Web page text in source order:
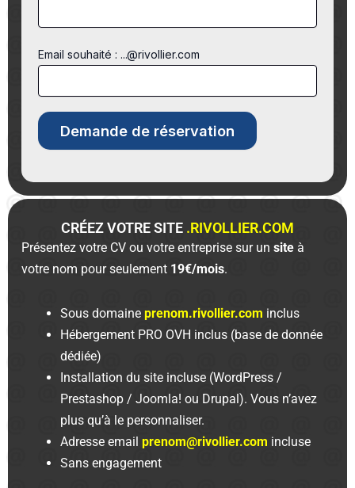
Email souhaité : ...@rivollier.com
CRÉEZ VOTRE SITE .RIVOLLIER.COM
Présentez votre CV ou votre entreprise sur unsite à
votre nom pour seulement 19€/mois.
Sous domaineprenom.rivollier.com inclus
Hébergement PRO OVH inclus (base de donnée
dédiée)
Installation du site incluse (WordPress /
Prestashop / Joomla! ou Drupal). Vous n’avez
plus qu’à le personnaliser.
Adresse emailprenom@rivollier.com incluse
Sans engagement